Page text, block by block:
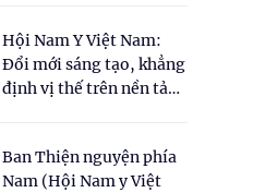
Hội Nam Y Việt Nam:
Đổi mới sáng tạo, khẳng
định vị thế trên nền tảng
Ban Thiện nguyện phía
Nam (Hội Nam y Việt